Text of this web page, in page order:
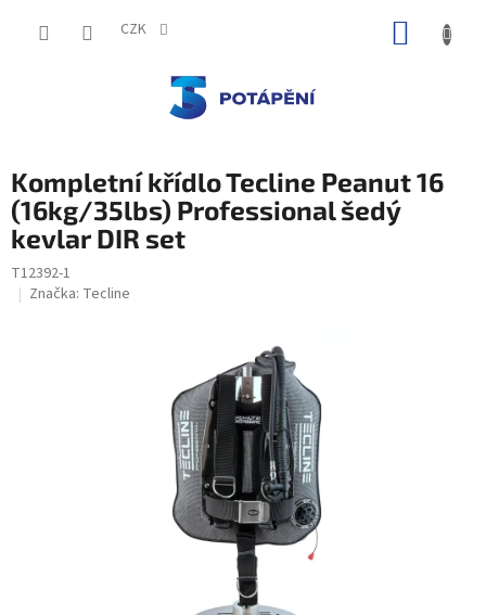
CZK
Kompletní křídlo Tecline Peanut 16
(16kg/35lbs) Professional šedý
kevlar DIR set
T12392-1
Značka: Tecline